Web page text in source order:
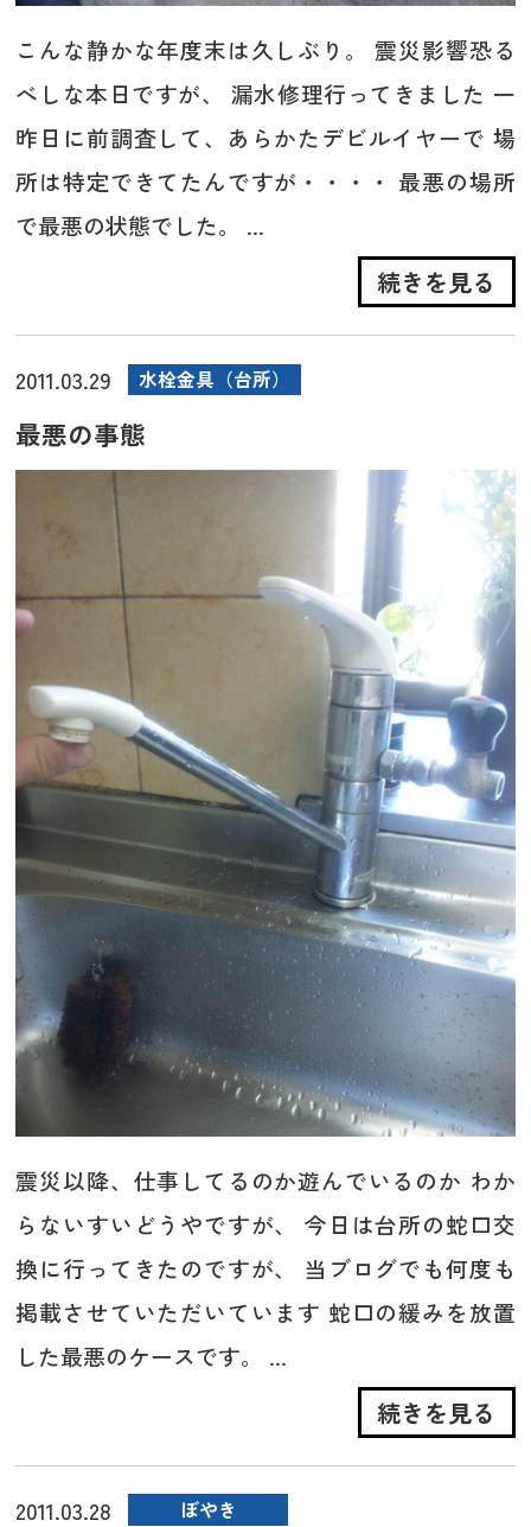
こんな静かな年度末は久しぶり。 震災影響恐る
べしな本日ですが、 漏水修理行ってきました 一
昨日に前調査して、あらかたデビルイヤーで 場
所は特定できてたんですが・・・・ 最悪の場所
で最悪の状態でした。 ...
続きを見る
2011.03.29 水栓金具（台所）
最悪の事態
震災以降、仕事してるのか遊んでいるのか わか
らないすいどうやですが、 今日は台所の蛇口交
換に行ってきたのですが、 当ブログでも何度も
掲載させていただいています 蛇口の緩みを放置
した最悪のケースです。 ...
続きを見る
2011.03.28 ぼやき